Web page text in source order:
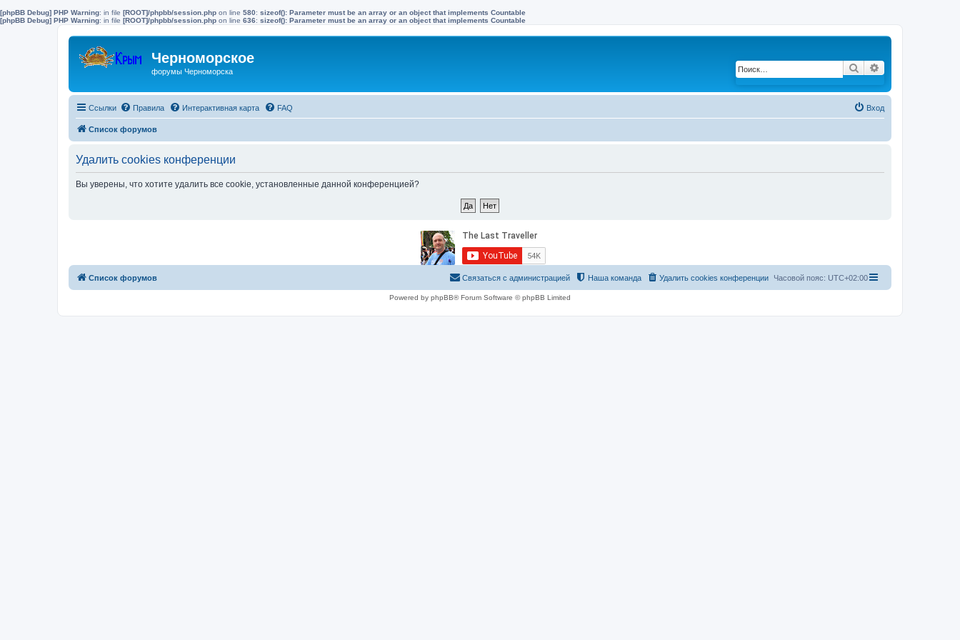
[phpBB Debug] PHP Warning: in file [ROOT]/phpbb/session.php on line 580: sizeof(): Parameter must be an array or an object that implements Countable
[phpBB Debug] PHP Warning: in file [ROOT]/phpbb/session.php on line 636: sizeof(): Parameter must be an array or an object that implements Countable
Черноморское
форумы Черноморска Поиск
Ссылки Правила Интерактивная карта FAQ Вход
Список форумов
Удалить cookies конференции
Вы уверены, что хотите удалить все cookie, установленные данной конференцией?
Список форумов Часовой пояс: UTC+02:00
Удалить cookies конференции
Наша команда
Связаться с администрацией
Powered by phpBB® Forum Software © phpBB Limited